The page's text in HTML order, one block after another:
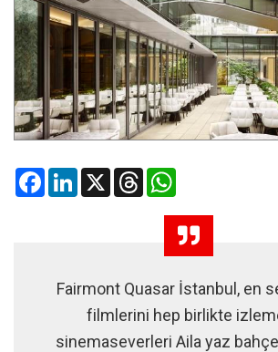
FacebookLinkedIn
X Threads
Fairmont Quasar İstanbul, en
filmlerini hep birlikte
sinemaseverleri Aila yaz